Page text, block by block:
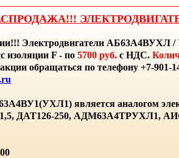
Электродвигатели АБ63А4ВУХЛ /
изоляции F - по 5700 руб. с НДС.
обращаться по телефону +7-901-
является аналогом
1,5, ДАТ126-250, АДМ63А4ТРУХЛ1,